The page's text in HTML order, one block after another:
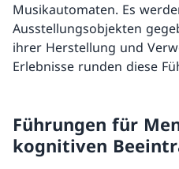
Musikautomaten. Es
Ausstellungsobjekten
ihrer Herstellung und
Erlebnisse runden diese
Führungen für
kognitiven